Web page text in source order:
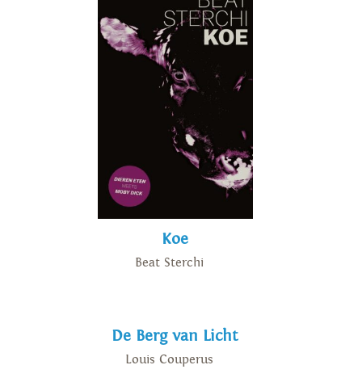
Koe
Beat Sterchi
De Berg van Licht
Louis Couperus